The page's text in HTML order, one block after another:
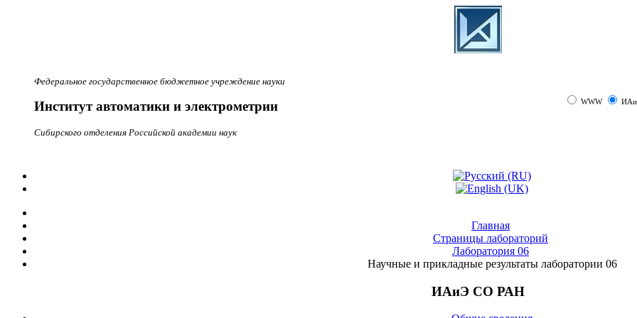
Федеральное государственное бюджетное учреждение науки
Институт автоматики и электрометрии
Сибирского отделения Российской академии наук
WWW
Главная
Страницы лабораторий
Лаборатория 06
Научные и прикладные результаты лаборатории 06
ИАиЭ СО РАН